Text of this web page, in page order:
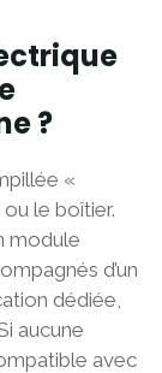
?
«
le boîtier.
module
d’un
dédiée,
aucune
avec